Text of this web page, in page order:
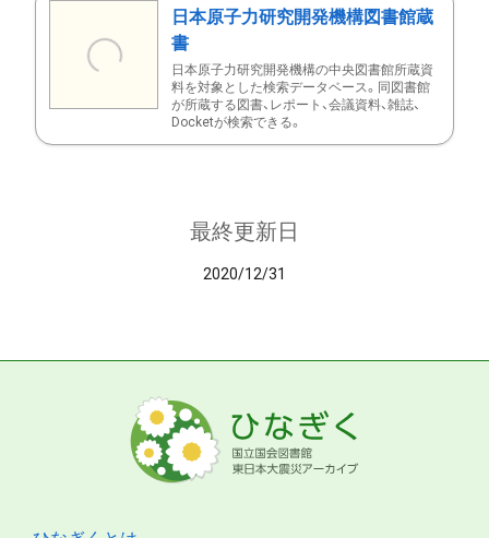
日本原子力研究開発機構図書館蔵
書
日本原子力研究開発機構の中央図書館所蔵資
料を対象とした検索データベース。同図書館
が所蔵する図書、レポート、会議資料、雑誌、
Docketが検索できる。
最終更新日
2020/12/31